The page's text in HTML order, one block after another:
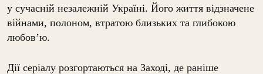
у сучасній незалежній Україні. Його життя відзначене
війнами, полоном, втратою близьких та глибокою
любов’ю.
Дії серіалу розгортаються на Заході, де раніше